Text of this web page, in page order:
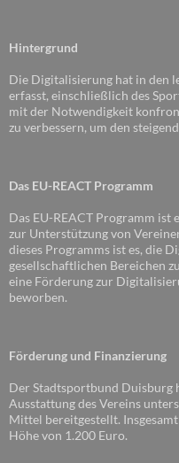
Hintergrund
Die Digitalisierung hat in den
erfasst, einschließlich des
mit der Notwendigkeit
zu verbessern, um den
Das EU-REACT Programm
Das EU-REACT Programm
zur Unterstützung von
dieses Programms ist es, die
gesellschaftlichen Bereichen
eine Förderung zur
beworben.
Förderung und Finanzierung
Der Stadtsportbund Duisburg
Ausstattung des Vereins
Mittel bereitgestellt.
Höhe von 1.200 Euro.